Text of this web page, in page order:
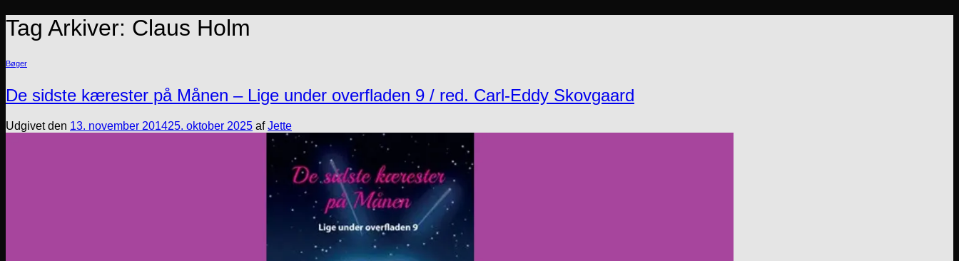
Tag Arkiver: Claus Holm
Bøger
De sidste kærester på Månen – Lige under overfladen 9 / red. Carl-Eddy Skovgaard
Udgivet den 13. november 201425. oktober 2025 afJette